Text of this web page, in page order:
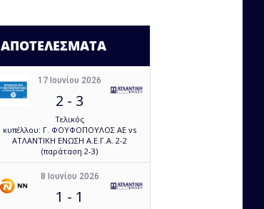
ΑΠΟΤΕΛΕΣΜΑΤΑ
17 Ιουνίου 2026
2 - 3
Τελικός
κυπέλλου: Γ. ΦΟΥΦΟΠΟΥΛΟΣ ΑΕ vs
ΑΤΛΑΝΤΙΚΗ ΕΝΩΣΗ Α.Ε.Γ.Α. 2-2
(παράταση 2-3)
8 Ιουνίου 2026
1 - 1